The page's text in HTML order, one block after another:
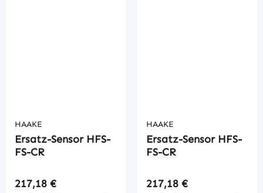
HAAKE
Ersatz-Sensor HFS-
FS-CR
Regulärer Preis:
217,18 €
HAAKE
Ersatz-Sensor HFS-
FS-CR
Regulärer Preis:
217,18 €